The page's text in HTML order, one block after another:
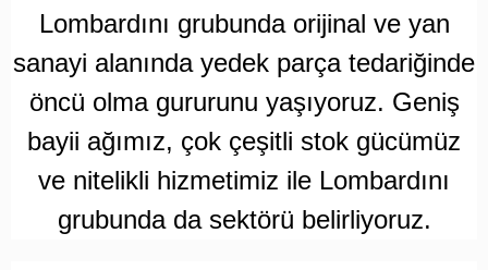
Lombardını grubunda orijinal ve yan
sanayi alanında yedek parça tedariğinde
öncü olma gururunu yaşıyoruz. Geniş
bayii ağımız, çok çeşitli stok gücümüz
ve nitelikli hizmetimiz ile Lombardını
grubunda da sektörü belirliyoruz.